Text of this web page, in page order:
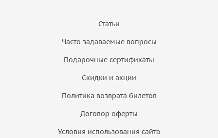
Статьи
Часто задаваемые вопросы
Подарочные сертификаты
Скидки и акции
Политика возврата билетов
Договор оферты
Условия использования сайта